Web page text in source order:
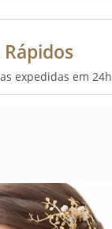
expedidas em 24h